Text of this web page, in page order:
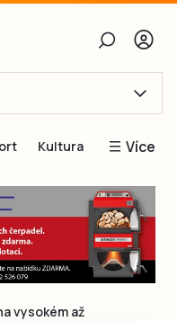
Obnovit heslo
Kultura Více
Blogy
Inspirace
Čtenáři píší
Speciální přílohy
vysokém až